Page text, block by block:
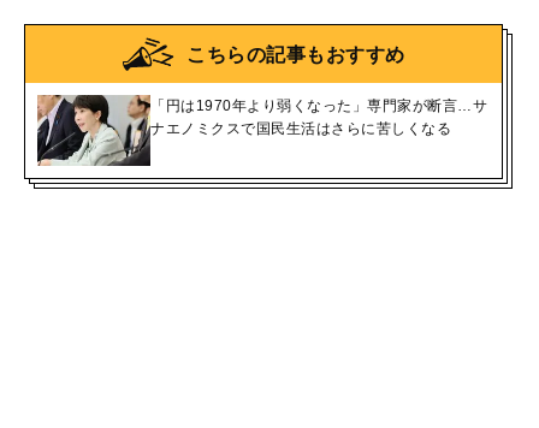
こちらの記事もおすすめ
「円は1970年より弱くなった」専門家が断言…サ
ナエノミクスで国民生活はさらに苦しくなる